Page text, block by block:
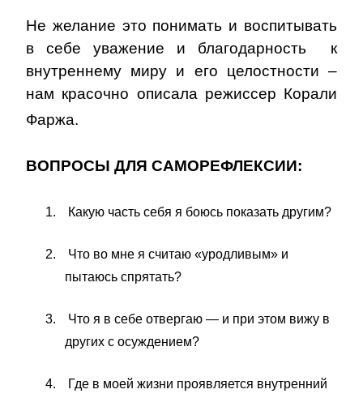
Не желание это понимать и воспитывать
в себе уважение и благодарность к
внутреннему миру и его целостности –
нам красочно описала режиссер Корали
Фаржа.
ВОПРОСЫ ДЛЯ САМОРЕФЛЕКСИИ:
1. Какую часть себя я боюсь показать другим?
2.
Что во мне я считаю «уродливым» и
пытаюсь спрятать?
3.
Что я в себе отвергаю — и при этом вижу в
других с осуждением?
4.
Где в моей жизни проявляется внутренний